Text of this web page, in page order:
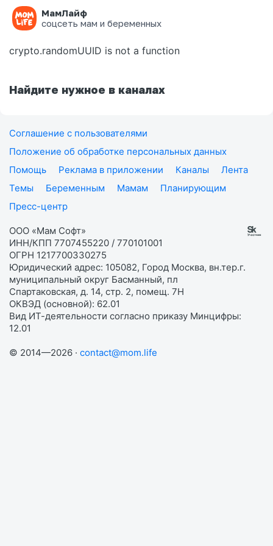
МамЛайф
соцсеть мам и беременных
Ошибка на странице
crypto.randomUUID is not a function
Найдите нужное в каналах
Соглашение с пользователями
Положение об обработке персональных данных
Помощь
Реклама в приложении Каналы
Лента
Темы
Беременным Мамам
Планирующим
Пресс-центр
ООО «Мам Софт»
ИНН/КПП 7707455220 / 770101001
ОГРН 1217700330275
Юридический адрес: 105082, Город Москва, вн.тер.г.
муниципальный округ Басманный, пл
Спартаковская, д. 14, стр. 2, помещ. 7Н
ОКВЭД (основной): 62.01
Вид ИТ-деятельности согласно приказу Минцифры:
12.01
© 2014—2026 · contact@mom.life